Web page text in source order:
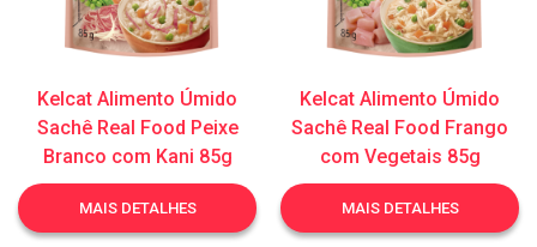
Kelcat Alimento Úmido
Sachê Real Food Peixe
Branco com Kani 85g
MAIS DETALHES
Kelcat Alimento Úmido
Sachê Real Food Frango
com Vegetais 85g
MAIS DETALHES